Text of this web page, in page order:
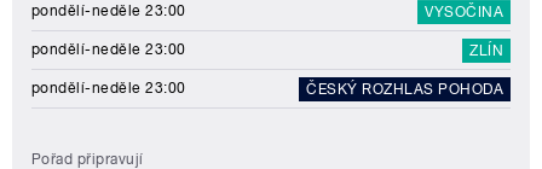
pondělí-neděle 23:00 VYSOČINA
pondělí-neděle 23:00 ZLÍN
pondělí-neděle 23:00 ČESKÝ ROZHLAS POHODA
Pořad připravují